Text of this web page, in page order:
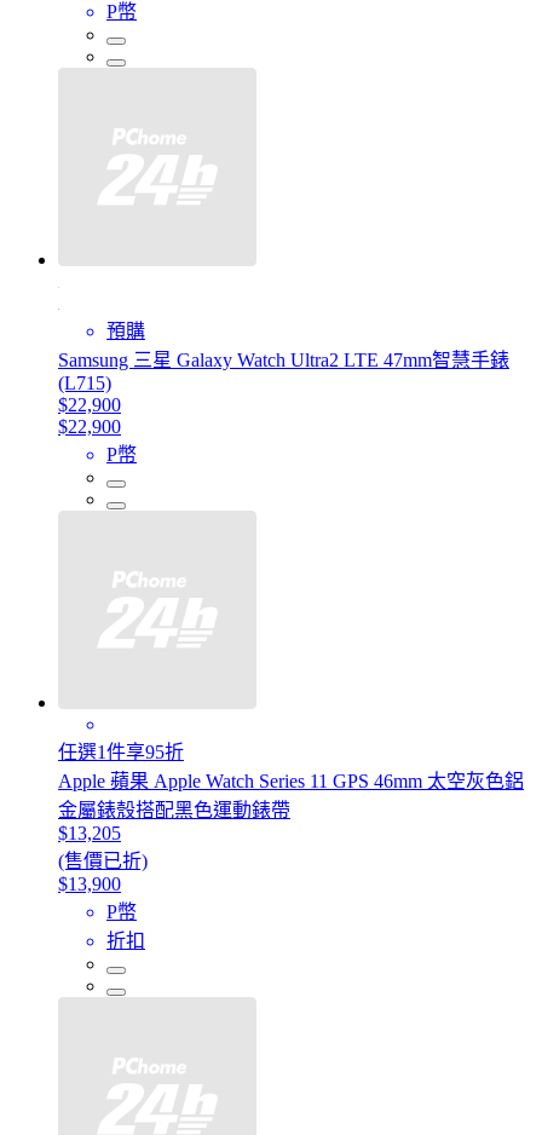
P幣
預購
Samsung 三星 Galaxy Watch Ultra2 LTE 47mm智慧手錶
(L715)
$22,900
$22,900
P幣
任選1件享95折
Apple 蘋果 Apple Watch Series 11 GPS 46mm 太空灰色鋁
金屬錶殼搭配黑色運動錶帶
$13,205
(售價已折)
$13,900
P幣
折扣